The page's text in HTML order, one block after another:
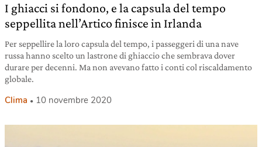
I ghiacci si fondono, e la capsula del tempo
seppellita nell’Artico finisce in Irlanda
Per seppellire la loro capsula del tempo, i passeggeri di una nave
russa hanno scelto un lastrone di ghiaccio che sembrava dover
durare per decenni. Ma non avevano fatto i conti col riscaldamento
globale.
Clima 10 novembre 2020